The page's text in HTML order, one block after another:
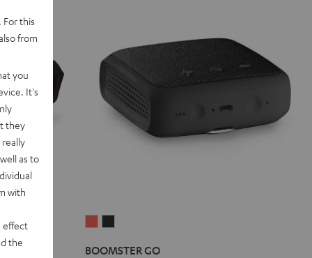
BOOMSTER GO
this
from
you
It's
they
as to
with
effect
the